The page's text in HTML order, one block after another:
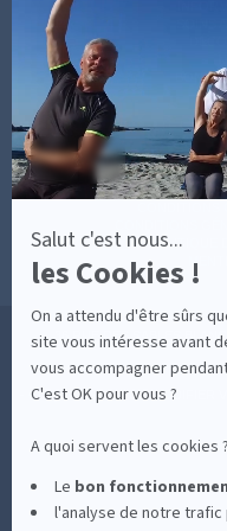
Salut c'est nous...
les Cookies !
On a attendu d'être sûrs
site vous intéresse avant
vous accompagner
C'est OK pour vous ?
A quoi servent les cookies ?
Le bon
l'analyse de notre trafic
SOINS
POLITIQUE
36 RUE DES SABLES
CLIQUEZ-ICI POUR MODIFIER